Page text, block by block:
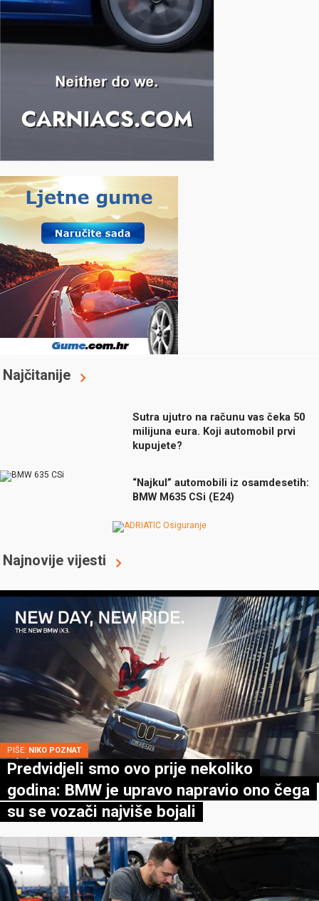
Najčitanije
Sutra ujutro na računu vas čeka 50
milijuna eura. Koji automobil prvi
kupujete?
“Najkul” automobili iz osamdesetih:
BMW M635 CSi (E24)
Najnovije vijesti
PIŠE: NIKO POZNAT
Predvidjeli smo ovo prije nekoliko
godina: BMW je upravo napravio ono čega
su se vozači najviše bojali